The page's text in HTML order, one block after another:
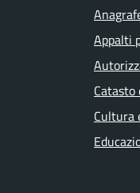
Appalti
Cultura